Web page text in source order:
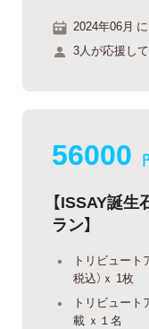
2024年06月
3人が応援して
56000
【ISSAY誕
ラン】
トリビュート
税込）ｘ 1枚
トリビュー
載 ｘ１名